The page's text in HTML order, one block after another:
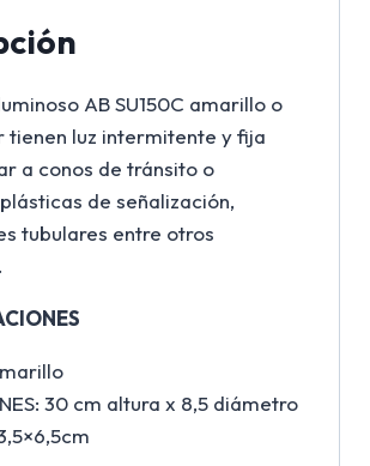
AB SU150C amarillo o
tienen luz intermitente y fija
a conos de tránsito o
de señalización,
tubulares entre otros
30 cm altura x 8,5 diámetro